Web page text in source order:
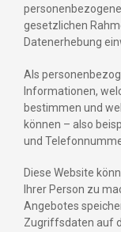
gesetzlichen
Datenerhebung
Als
Informationen,
bestimmen und
können – also
und
Diese Website
Ihrer Person zu
Angebotes
Zugriffsdaten auf